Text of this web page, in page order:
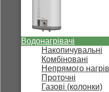
Водонагрівачі
Накопичувальні
Комбіновані
Непрямого
Проточні
Газові (колонки)